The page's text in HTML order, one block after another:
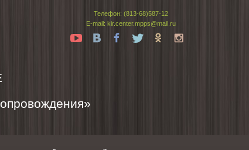
Телефон: (813-68)587-12
E-mail: kir.center.mpps@mail.ru
Yt
Tw